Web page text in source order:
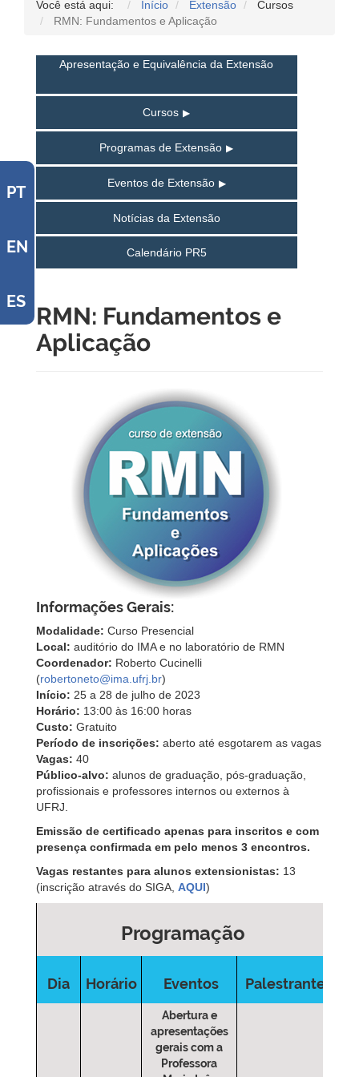
PT
EN
ES
Você está aqui: Início Extensão
Cursos
RMN: Fundamentos e Aplicação
Apresentação e Equivalência da Extensão
Cursos
Programas de Extensão
Eventos de Extensão
Notícias da Extensão
Calendário PR5
RMN: Fundamentos e
Aplicação
Informações Gerais:
Modalidade: Curso Presencial
Local: auditório do IMA e no laboratório de RMN
Coordenador: Roberto Cucinelli
(robertoneto@ima.ufrj.br)
Início: 25 a 28 de julho de 2023
Horário: 13:00 às 16:00 horas
Custo: Gratuito
Período de inscrições: aberto até esgotarem as vagas
Vagas: 40
Público-alvo: alunos de graduação, pós-graduação,
profissionais e professores internos ou externos à
UFRJ.
Emissão de certificado apenas para inscritos e com
presença confirmada em pelo menos 3 encontros.
Vagas restantes para alunos extensionistas: 13
(inscrição através do SIGA, AQUI)
Programação
Dia Horário Eventos Palestrante
Abertura e
apresentações
gerais com a
Professora